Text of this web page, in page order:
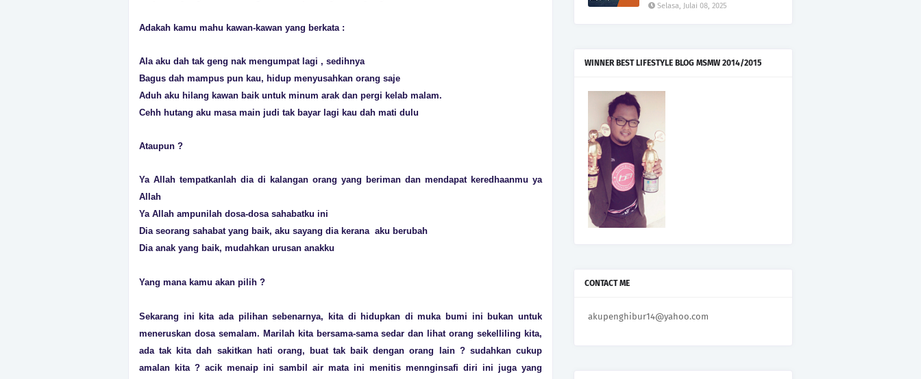
Adakah kamu mahu kawan-kawan yang berkata :
Ala aku dah tak geng nak mengumpat lagi , sedihnya
Bagus dah mampus pun kau, hidup menyusahkan orang saje
Aduh aku hilang kawan baik untuk minum arak dan pergi kelab malam.
Cehh hutang aku masa main judi tak bayar lagi kau dah mati dulu
Ataupun ?
Ya Allah tempatkanlah dia di kalangan orang yang beriman dan mendapat keredhaanmu ya
Allah
Ya Allah ampunilah dosa-dosa sahabatku ini
Dia seorang sahabat yang baik, aku sayang dia kerana aku berubah
Dia anak yang baik, mudahkan urusan anakku
Yang mana kamu akan pilih ?
Sekarang ini kita ada pilihan sebenarnya, kita di hidupkan di muka bumi ini bukan untuk
meneruskan dosa semalam. Marilah kita bersama-sama sedar dan lihat orang sekelliling kita,
ada tak kita dah sakitkan hati orang, buat tak baik dengan orang lain ? sudahkan cukup
amalan kita ? acik menaip ini sambil air mata ini menitis mennginsafi diri ini juga yang
Selasa, Julai 08, 2025
WINNER BEST LIFESTYLE BLOG MSMW 2014/2015
CONTACT ME
akupenghibur14@yahoo.com